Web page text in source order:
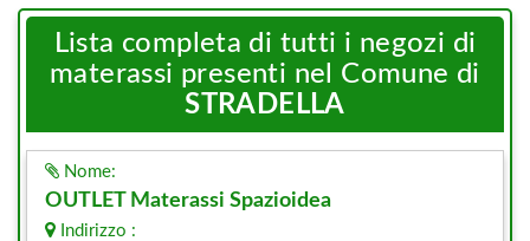
Lista completa di tutti i negozi di
materassi presenti nel Comune di
STRADELLA
Nome:
OUTLET Materassi Spazioidea
Indirizzo :